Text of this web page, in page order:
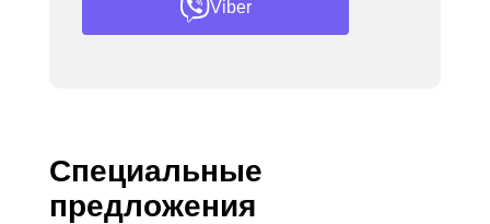
Viber
Специальные
предложения